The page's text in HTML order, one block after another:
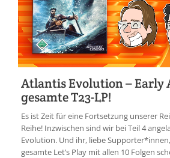
Atlantis Evolution – Early
gesamte T23-LP!
Es ist Zeit für eine Fortsetzung unserer
Reihe! Inzwischen sind wir bei Teil 4
Evolution. Und ihr, liebe
gesamte Let’s Play mit allen 10 Folgen